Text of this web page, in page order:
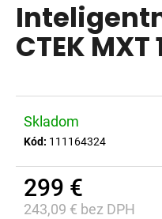
produktu
je
0,0
CTEK
Skladom
Kód: 111164324
299 €
243,09 € bez DPH
á
j
s
?